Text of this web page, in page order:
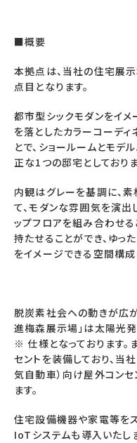
■概要
本拠点は、当社の住宅展
点目となります。
都市型シックモダンをイ
を落としたカラーコーデ
とで、ショールームとモデ
正な1つの邸宅としておりま
内観はグレーを基調に、
て、モダンな雰囲気を演出
ップフロアを組み合わせ
持たせることができ、ゆっ
をイメージできる空間構成
脱炭素社会への動きが広が
進梅森展示場」は太陽光発
※ 仕様となっております。
セントを装備しており、当
気自動車）向け屋外コン
ます。
住宅設備機器や家電等を
IoTシステムも導入いたし